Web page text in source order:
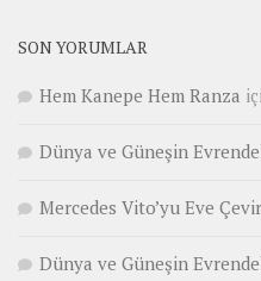
SON YORUMLAR
Hem Kanepe Hem Ranza
Dünya ve Güneşin
Mercedes Vito’yu Eve
Dünya ve Güneşin